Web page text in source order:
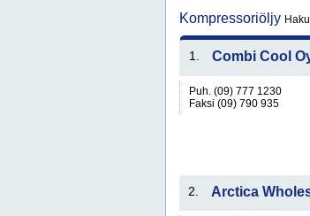
Kompressoriöljy
1. Combi Cool
Puh. (09) 777 1230
Faksi (09) 790 935
2. Arctica